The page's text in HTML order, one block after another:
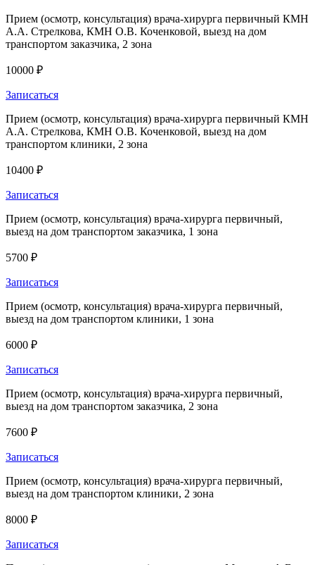
Прием (осмотр, консультация) врача-хирурга первичный КМН
А.А. Стрелкова, КМН О.В. Коченковой, выезд на дом
транспортом заказчика, 2 зона
10000 ₽
Записаться
Прием (осмотр, консультация) врача-хирурга первичный КМН
А.А. Стрелкова, КМН О.В. Коченковой, выезд на дом
транспортом клиники, 2 зона
10400 ₽
Записаться
Прием (осмотр, консультация) врача-хирурга первичный,
выезд на дом транспортом заказчика, 1 зона
5700 ₽
Записаться
Прием (осмотр, консультация) врача-хирурга первичный,
выезд на дом транспортом клиники, 1 зона
6000 ₽
Записаться
Прием (осмотр, консультация) врача-хирурга первичный,
выезд на дом транспортом заказчика, 2 зона
7600 ₽
Записаться
Прием (осмотр, консультация) врача-хирурга первичный,
выезд на дом транспортом клиники, 2 зона
8000 ₽
Записаться